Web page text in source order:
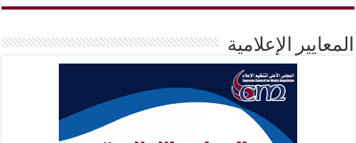
المعايير الإعلامية